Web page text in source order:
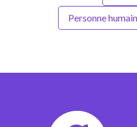
Personne